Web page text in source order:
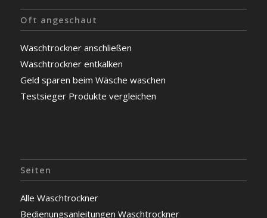
Oft angeschaut
Waschtrockner anschließen
Waschtrockner entkalken
Geld sparen beim Wäsche waschen
Testsieger Produkte vergleichen
Seiten
Alle Waschtrockner
Bedienungsanleitungen Waschtrockner